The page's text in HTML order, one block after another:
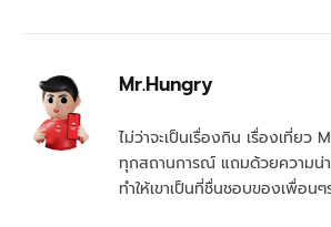
Mr.Hungry
ไม่ว่าจะเป็นเรื่องกิน เรื่องเที่ย
ทุกสถานการณ์ แถมด้วยความน่
ทำให้เขาเป็นที่ชื่นชอบของเพื่อน